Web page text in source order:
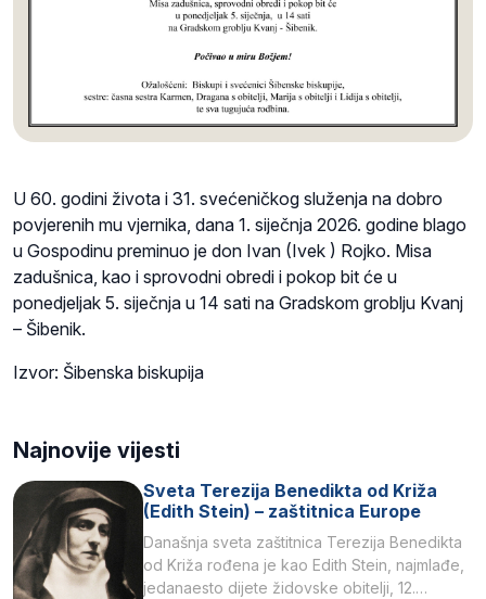
U 60. godini života i 31. svećeničkog služenja na dobro
povjerenih mu vjernika, dana 1. siječnja 2026. godine blago
u Gospodinu preminuo je don Ivan (Ivek ) Rojko. Misa
zadušnica, kao i sprovodni obredi i pokop bit će u
ponedjeljak 5. siječnja u 14 sati na Gradskom groblju Kvanj
– Šibenik.
Izvor: Šibenska biskupija
Najnovije vijesti
Sveta Terezija Benedikta od Križa
(Edith Stein) – zaštitnica Europe
Današnja sveta zaštitnica Terezija Benedikta
od Križa rođena je kao Edith Stein, najmlađe,
jedanaesto dijete židovske obitelji, 12.